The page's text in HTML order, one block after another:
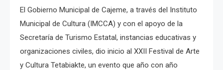
El Gobierno Municipal de Cajeme, a través del Instituto
Municipal de Cultura (IMCCA) y con el apoyo de la
Secretaría de Turismo Estatal, instancias educativas y
organizaciones civiles, dio inicio al XXII Festival de Arte
y Cultura Tetabiakte, un evento que año con año